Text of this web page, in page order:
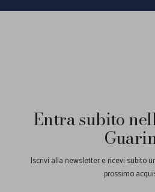
Entra subito
Iscrivi alla newsletter e ricevi subito
prossimo